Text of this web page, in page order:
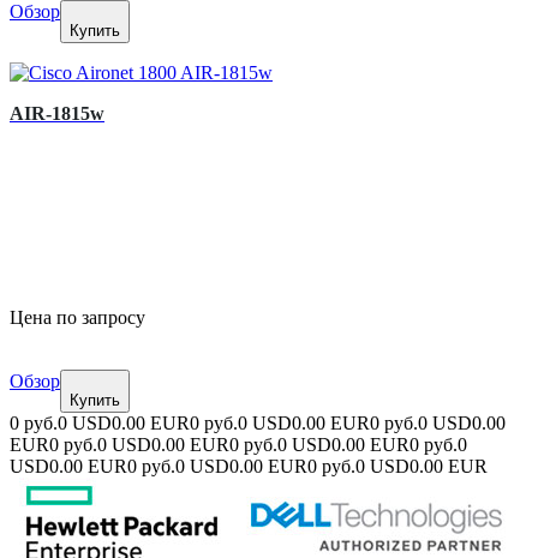
Обзор
Купить
AIR-1815w
Цена по запросу
Обзор
Купить
0 руб.0 USD0.00 EUR0 руб.0 USD0.00 EUR0 руб.0 USD0.00
EUR0 руб.0 USD0.00 EUR0 руб.0 USD0.00 EUR0 руб.0
USD0.00 EUR0 руб.0 USD0.00 EUR0 руб.0 USD0.00 EUR